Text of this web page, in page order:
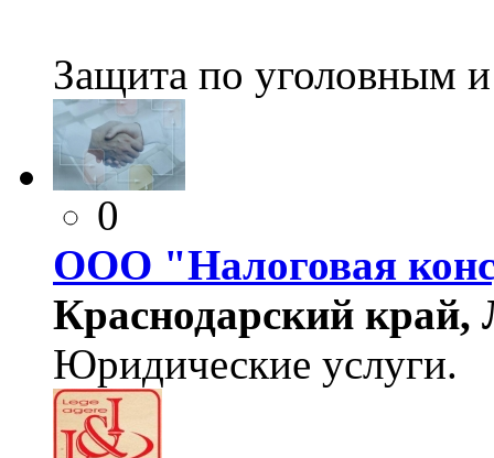
Защита по уголовным
0
ООО "Налоговая
Краснодарский край,
Юридические услуги.